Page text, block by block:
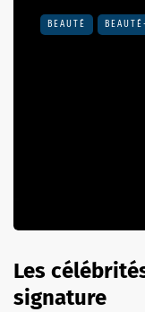
BEAUTÉ
Les
signature